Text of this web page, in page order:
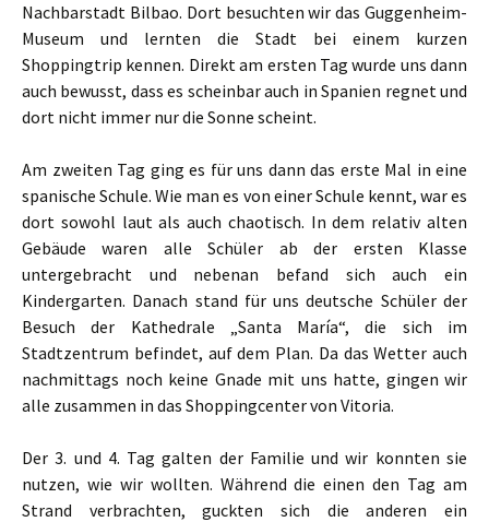
Nachbarstadt Bilbao. Dort besuchten wir das Guggenheim-
Museum und lernten die Stadt bei einem kurzen
Shoppingtrip kennen. Direkt am ersten Tag wurde uns dann
auch bewusst, dass es scheinbar auch in Spanien regnet und
dort nicht immer nur die Sonne scheint.
Am zweiten Tag ging es für uns dann das erste Mal in eine
spanische Schule. Wie man es von einer Schule kennt, war es
dort sowohl laut als auch chaotisch. In dem relativ alten
Gebäude waren alle Schüler ab der ersten Klasse
untergebracht und nebenan befand sich auch ein
Kindergarten. Danach stand für uns deutsche Schüler der
Besuch der Kathedrale „Santa María“, die sich im
Stadtzentrum befindet, auf dem Plan. Da das Wetter auch
nachmittags noch keine Gnade mit uns hatte, gingen wir
alle zusammen in das Shoppingcenter von Vitoria.
Der 3. und 4. Tag galten der Familie und wir konnten sie
nutzen, wie wir wollten. Während die einen den Tag am
Strand verbrachten, guckten sich die anderen ein